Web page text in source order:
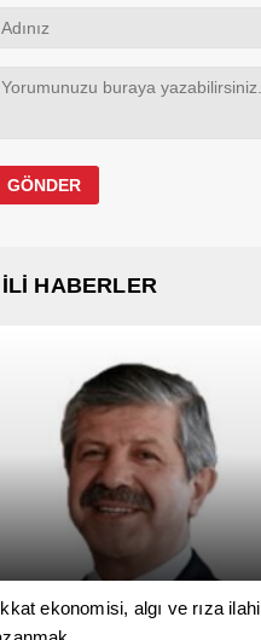
HABERLER
ekonomisi, algı ve rıza ilahi